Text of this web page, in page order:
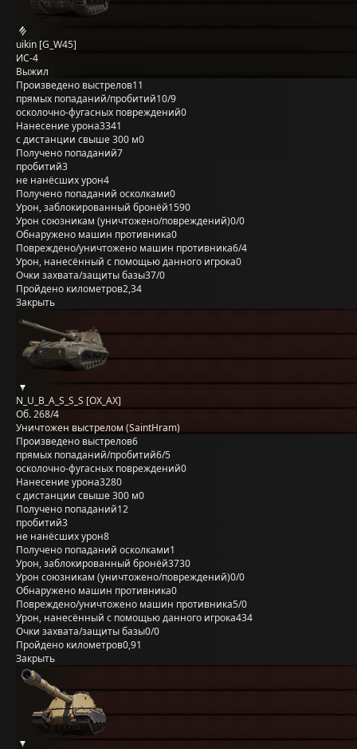
uikin [G_W45]
ИС-4
Выжил
Произведено выстрелов11
прямых попаданий/пробитий10/9
осколочно-фугасных повреждений0
Нанесение урона3341
с дистанции свыше 300 м0
Получено попаданий7
пробитий3
не нанёсших урон4
Получено попаданий осколками0
Урон, заблокированный бронёй1590
Урон союзникам (уничтожено/повреждений)0/0
Обнаружено машин противника0
Повреждено/уничтожено машин противника6/4
Урон, нанесённый с помощью данного игрока0
Очки захвата/защиты базы37/0
Пройдено километров2,34
Закрыть
N_U_B_A_S_S_S [OX_AX]
Об. 268/4
Уничтожен выстрелом (SaintHram)
Произведено выстрелов6
прямых попаданий/пробитий6/5
осколочно-фугасных повреждений0
Нанесение урона3280
с дистанции свыше 300 м0
Получено попаданий12
пробитий3
не нанёсших урон8
Получено попаданий осколками1
Урон, заблокированный бронёй3730
Урон союзникам (уничтожено/повреждений)0/0
Обнаружено машин противника0
Повреждено/уничтожено машин противника5/0
Урон, нанесённый с помощью данного игрока434
Очки захвата/защиты базы0/0
Пройдено километров0,91
Закрыть